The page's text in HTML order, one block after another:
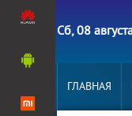
Сб, 08
ГЛАВНАЯ